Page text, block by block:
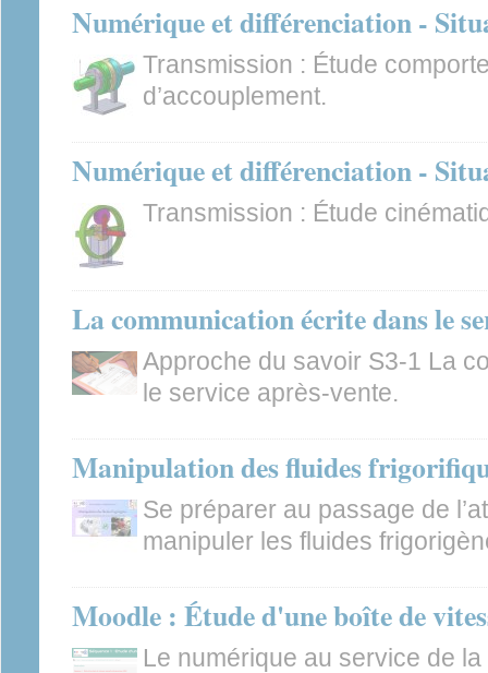
Numérique et différenciation -
Transmission : Étude
d’accouplement.
Numérique et différenciation -
Transmission : Étude
La communication écrite dans le
Approche du savoir S3-1 La
le service après-vente.
Manipulation des fluides
Se préparer au passage de
manipuler les fluides
Moodle : Étude d'une boîte de
Le numérique au service de